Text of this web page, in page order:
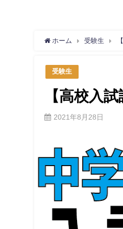
ホーム 受験生
受験生
【高校入
2021年8月28日